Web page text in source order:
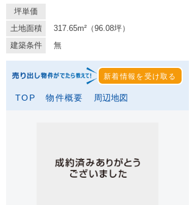
坪単価
土地面積
317.65m²（96.08坪）
建築条件
無
新着情報を受け取る
TOP 物件概要 周辺地図